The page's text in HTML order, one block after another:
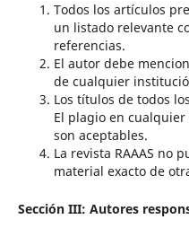
Todos los artículos
un listado relevante
referencias.
El autor debe
de cualquier
Los títulos de todos
El plagio en
son aceptables.
La revista RAAAS no
material exacto de
Sección III: Autores